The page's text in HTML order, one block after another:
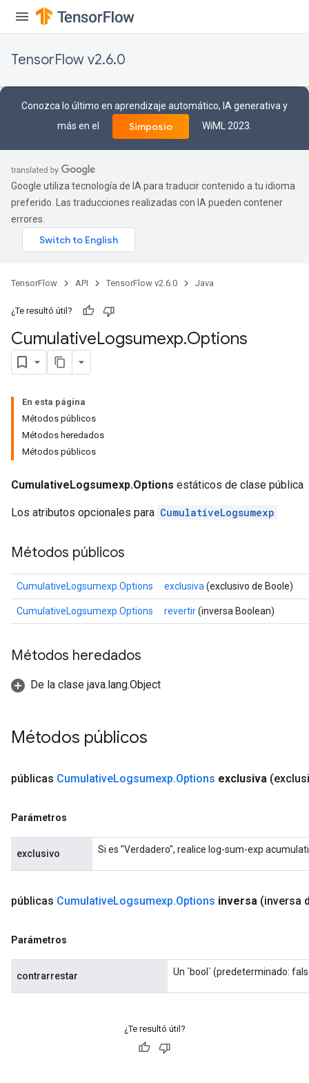
TensorFlow v2.6.0
Conozca lo último en aprendizaje automático, IA generativa y
más en el
Simposio WiML 2023.
Google utiliza tecnología de IA para traducir contenido a tu idioma
preferido. Las traducciones realizadas con IA pueden contener
errores.
TensorFlow API TensorFlow v2.6.0 Java
¿Te resultó útil?
CumulativeLogsumexp.Options
En esta página
Métodos públicos
Métodos heredados
Métodos públicos
CumulativeLogsumexp.Options estáticos de clase pública
Los atributos opcionales para CumulativeLogsumexp
Métodos públicos
CumulativeLogsumexp.Options exclusiva (exclusivo de Boole)
CumulativeLogsumexp.Options revertir(inversa Boolean)
Métodos heredados
De la clase java.lang.Object
Métodos públicos
públicas CumulativeLogsumexp.Options exclusiva
Parámetros
exclusivo Si es "Verdadero", realice log-sum-exp
públicas CumulativeLogsumexp.Options inversa (inversa
Parámetros
contrarrestar Un `bool` (predeterminado:
¿Te resultó útil?